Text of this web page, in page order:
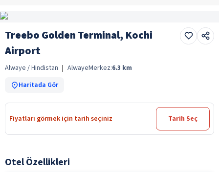
Treebo Golden Terminal, Kochi
Airport
Alwaye / Hindistan | AlwayeMerkez:6.3 km
Haritada Gör
Fiyatları görmek için tarih seçiniz Tarih Seç
Otel Özellikleri